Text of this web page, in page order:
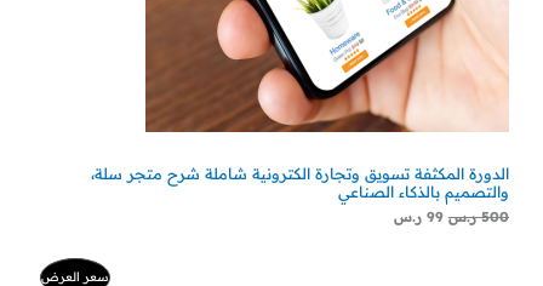
الدورة المكثفة تسويق وتجارة الكترونية شاملة شرح متجر سلة،
والتصميم بالذكاء الصناعي
500 ر.س 99 ر.س
سعر العرضمنتج